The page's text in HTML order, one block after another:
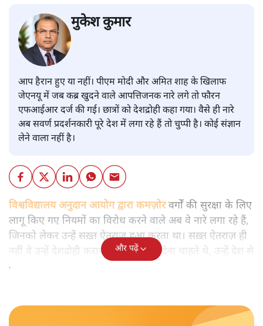
मुकेश कुमार
आप हैरान हुए या नहीं। पीएम मोदी और अमित शाह के खिलाफ
जेएनयू में जब कब्र खुदने वाले आपत्तिजनक नारे लगे तो फौरन
एफआईआर दर्ज की गई। छात्रों को देशद्रोही कहा गया। वैसे ही नारे
अब सवर्ण प्रदर्शनकारी पूरे देश में लगा रहे हैं तो चुप्पी है। कोई संज्ञान
लेने वाला नहीं है।
विश्वविद्यालय अनुदान आयोग द्वारा कमज़ोरवर्गों की सुरक्षा के लिए
लागू किए गए नियमों का विरोध करने वाले अब वे नारे लगा रहे हैं,
जिनको लेकर उन्हें सख़्त ऐतराज़ हुआ करता था। सख़्त ऐतराज़ ही
नहीं वे उन्हें देशद्रोही करार देकर जेल भेज देना चाहते थे, उन्हें देश से
बाहर चले जाने को कह रहे थे।
और पढ़ें